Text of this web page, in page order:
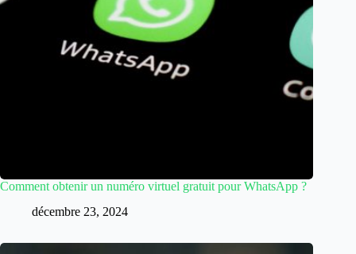
Comment obtenir un numéro virtuel gratuit pour WhatsApp ?
décembre 23, 2024